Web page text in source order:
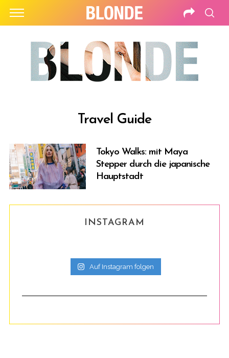
Travel Guide
Tokyo Walks: mit Maya
Stepper durch die japanische
Hauptstadt
INSTAGRAM
Auf Instagram folgen